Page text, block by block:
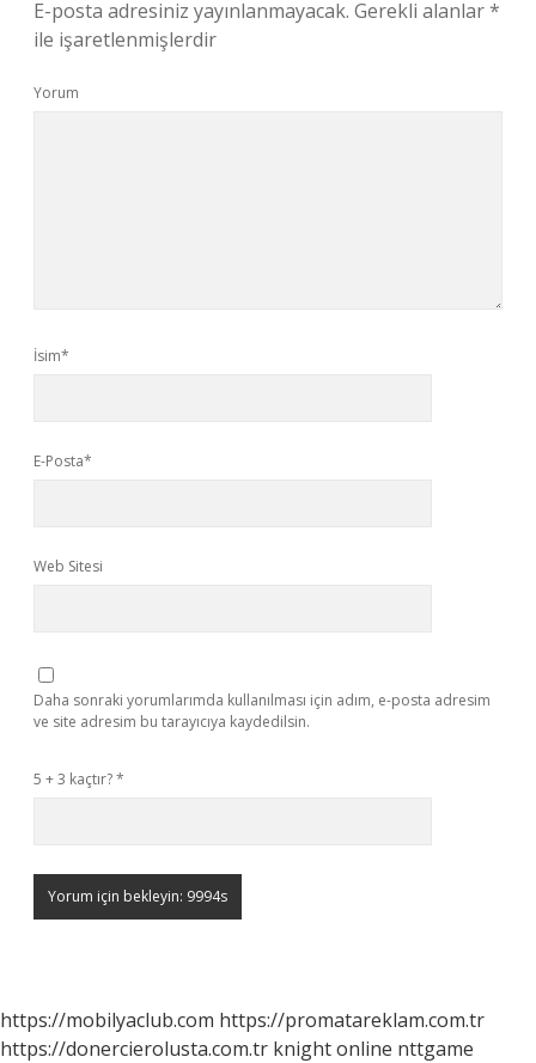
E-posta adresiniz yayınlanmayacak. Gerekli alanlar*
ile işaretlenmişlerdir
Yorum
İsim*
E-Posta*
Web Sitesi
Daha sonraki yorumlarımda kullanılması için adım, e-posta adresim
ve site adresim bu tarayıcıya kaydedilsin.
5 + 3 kaçtır?*
https://mobilyaclub.com https://promatareklam.com.tr
https://donercierolusta.com.tr knight online nttgame